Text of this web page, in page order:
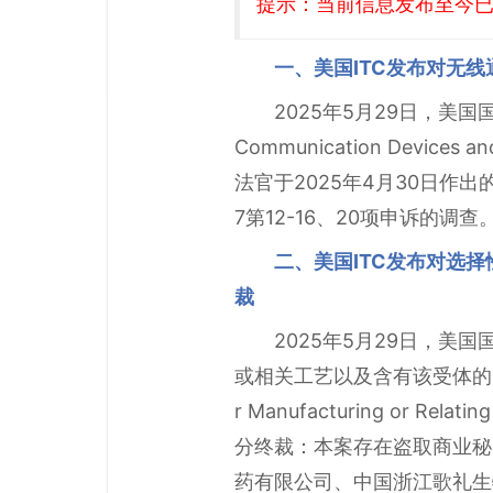
一、美国ITC发布对无
2025年5月29日，美国
Communication Devices
法官于2025年4月30日作出
7第12-16、20项申诉的调查
二、美国ITC发布对选
裁
2025年5月29日，美国
或相关工艺以及含有该受体
r Manufacturing or
分终裁：本案存在盗取商业
药有限公司、中国浙江歌礼